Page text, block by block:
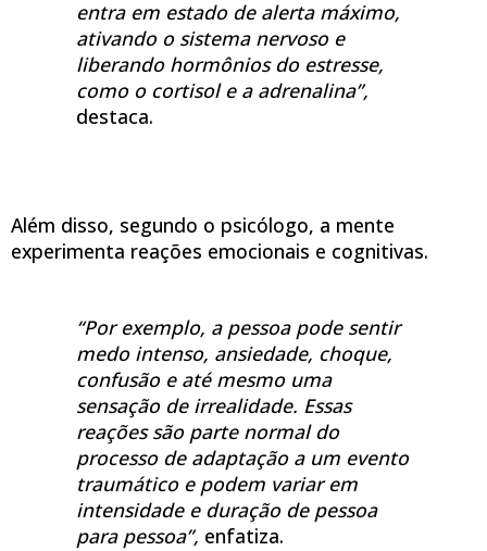
entra em estado de alerta máximo,
ativando o sistema nervoso e
liberando hormônios do estresse,
como o cortisol e a adrenalina”,
destaca.
Além disso, segundo o psicólogo, a mente
experimenta reações emocionais e cognitivas.
“Por exemplo, a pessoa pode sentir
medo intenso, ansiedade, choque,
confusão e até mesmo uma
sensação de irrealidade. Essas
reações são parte normal do
processo de adaptação a um evento
traumático e podem variar em
intensidade e duração de pessoa
para pessoa”, enfatiza.